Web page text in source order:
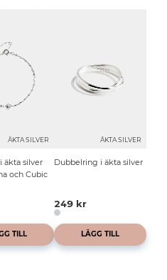
ÄKTA SILVER
äkta silver
och Cubic
TILL
ÄKTA SILVER
Dubbelring i äkta silver
249 kr
LÄGG TILL